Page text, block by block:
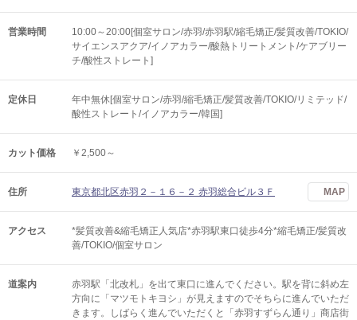
営業時間
10:00～20:00[個室サロン/赤羽/赤羽駅/縮毛矯正/髪質改善/TOKIO/
サイエンスアクア/イノアカラー/酸熱トリートメント/ケアブリー
チ/酸性ストレート]
定休日
年中無休[個室サロン/赤羽/縮毛矯正/髪質改善/TOKIO/リミテッド/
酸性ストレート/イノアカラー/韓国]
カット価格 ￥2,500～
住所 東京都北区赤羽２－１６－２ 赤羽総合ビル３Ｆ MAP
アクセス
*髪質改善&縮毛矯正人気店*赤羽駅東口徒歩4分*縮毛矯正/髪質改
善/TOKIO/個室サロン
道案内
赤羽駅「北改札」を出て東口に進んでください。駅を背に斜め左
方向に「マツモトキヨシ」が見えますのでそちらに進んでいただ
きます。しばらく進んでいただくと「赤羽すずらん通り」商店街